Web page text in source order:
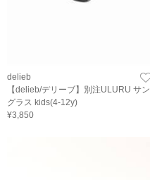
delieb
【delieb/デリーブ】別注ULURU サン
グラス kids(4-12y)
¥3,850